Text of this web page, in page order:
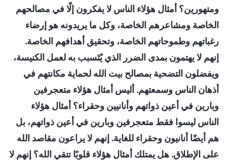
ومتهورين؟ أمثال هؤلاء الناس لا يفكرون إلّا في مصالحهم
الخاصة ومشاعرهم الخاصة، وكل ما يريدونه هو إرضاء
رغباتهم وطموحاتهم الخاصة، وتحقيق أهدافهم الخاصة.
إنهم لا يهتمون بمدى الضرر الذي يُتَسبب به لعمل الكنيسة،
ويفضلون التضحية بمصالح بيت الله لحماية مكانتهم في
أذهان الناس وسمعتهم. أليس أمثال هؤلاء متعجرفين
وبارين في أعين ذواتهم وأنانيين وحقراء؟ أمثال هؤلاء
الناس ليسوا فقط متعجرفين وبارين في أعين ذواتهم، بل
هم أيضًا أنانيون وحقراء للغاية. إنهم لا يراعون مقاصد الله
على الإطلاق. هل يمتلك أمثال هؤلاء قلوبًا تتقي الله؟ إنهم لا